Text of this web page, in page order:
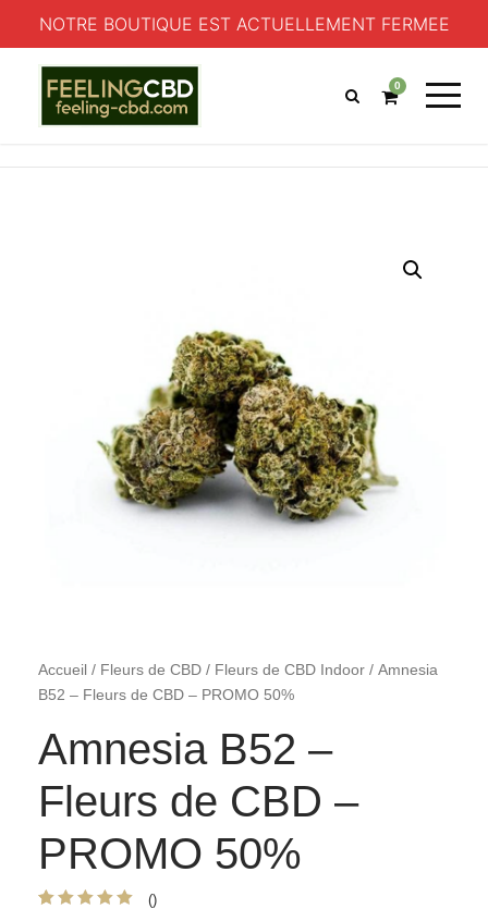
NOTRE BOUTIQUE EST ACTUELLEMENT FERMEE
0
Accueil / Fleurs de CBD / Fleurs de CBD Indoor / Amnesia
B52 – Fleurs de CBD – PROMO 50%
Amnesia B52 –
Fleurs de CBD –
PROMO 50%
()